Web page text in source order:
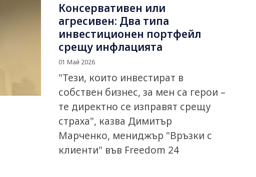
Консервативен или
агресивен: Два типа
инвестиционен портфейл
срещу инфлацията
01 Май 2026
"Тези, които инвестират в
собствен бизнес, за мен са герои –
те директно се изправят срещу
страха", казва Димитър
Марченко, мениджър "Връзки с
клиенти" във Freedom 24